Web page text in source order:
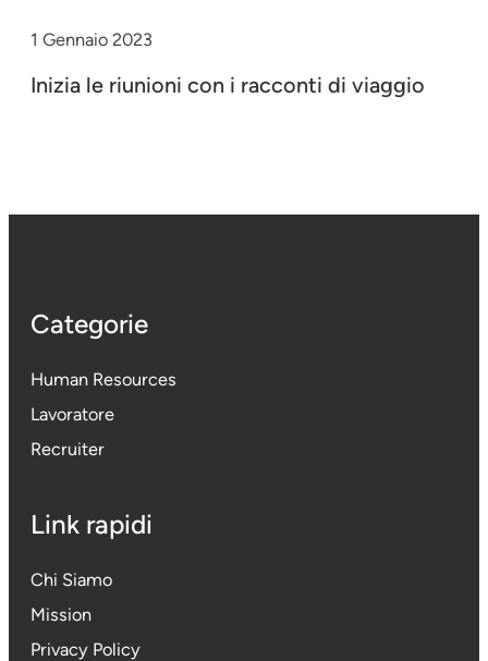
1 Gennaio 2023
Inizia le riunioni con i racconti di viaggio
Categorie
Human Resources
Lavoratore
Recruiter
Link rapidi
Chi Siamo
Mission
Privacy Policy